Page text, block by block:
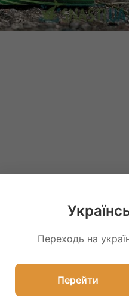
Переходь на
Перейти